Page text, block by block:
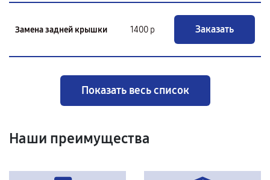
Замена задней крышки 1400 р Заказать
Показать весь список
Наши преимущества